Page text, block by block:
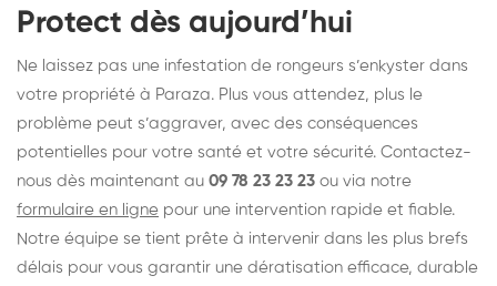
Protect dès aujourd’hui
Ne laissez pas une infestation de rongeurs s’enkyster dans
votre propriété à Paraza. Plus vous attendez, plus le
problème peut s’aggraver, avec des conséquences
potentielles pour votre santé et votre sécurité. Contactez-
nous dès maintenant au 09 78 23 23 23 ou via notre
formulaire en ligne pour une intervention rapide et fiable.
Notre équipe se tient prête à intervenir dans les plus brefs
délais pour vous garantir une dératisation efficace, durable